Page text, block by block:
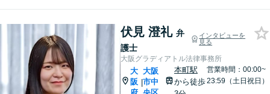
伏見 澄礼 弁
護士
インタビューを
見る
大阪グラディアトル法律事務所
大
阪 |
大阪
市中
本町駅
から徒歩
営業時間：00:00~
23:59（土日祝日）